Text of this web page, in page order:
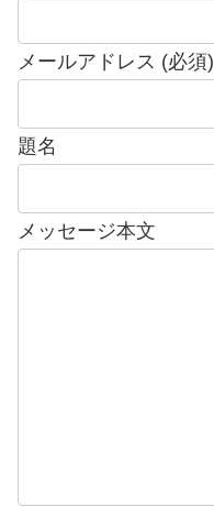
メールアドレス (必須)
題名
メッセージ本文